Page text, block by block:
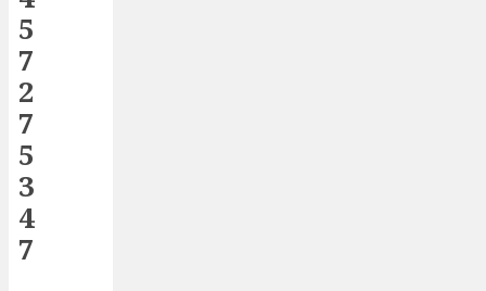
5
7
2
7
5
3
4
7